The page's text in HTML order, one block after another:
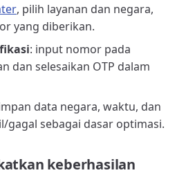
, pilih layanan dan negara,
yang diberikan.
: input nomor pada
dan selesaikan OTP dalam
data negara, waktu, dan
gagal sebagai dasar optimasi.
keberhasilan